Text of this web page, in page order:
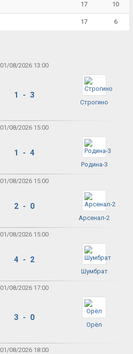
17 10
17 6
01/08/2026 13:00
1 - 3
Строгино
01/08/2026 15:00
1 - 4
Родина-3
01/08/2026 15:00
2 - 0
Арсенал-2
01/08/2026 15:00
4 - 2
Шумбрат
01/08/2026 17:00
3 - 0
Орёл
01/08/2026 18:00